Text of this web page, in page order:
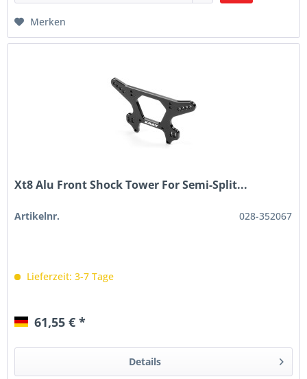
Merken
Xt8 Alu Front Shock Tower For Semi-Split...
Artikelnr. 028-352067
Lieferzeit: 3-7 Tage
61,55 € *
Details